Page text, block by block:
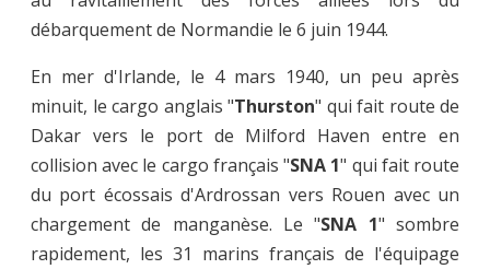
débarquement de Normandie le 6 juin 1944.
En mer d'Irlande, le 4 mars 1940, un peu après
minuit, le cargo anglais "Thurston" qui fait route de
Dakar vers le port de Milford Haven entre en
collision avec le cargo français "SNA 1" qui fait route
du port écossais d'Ardrossan vers Rouen avec un
chargement de manganèse. Le "SNA 1" sombre
rapidement, les 31 marins français de l'équipage